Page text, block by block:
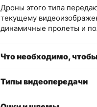
Дроны этого типа
текущему
динамичные пролеты и
Что необходимо,
Типы видеопередачи